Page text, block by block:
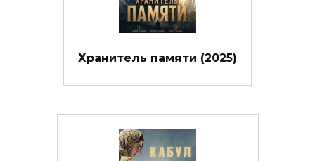
Хранитель памяти (2025)